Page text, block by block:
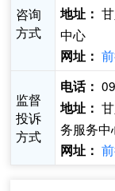
咨询
方式
地址：
中心
网址：
监督
投诉
方式
电话：
地址：
务服务中
网址：